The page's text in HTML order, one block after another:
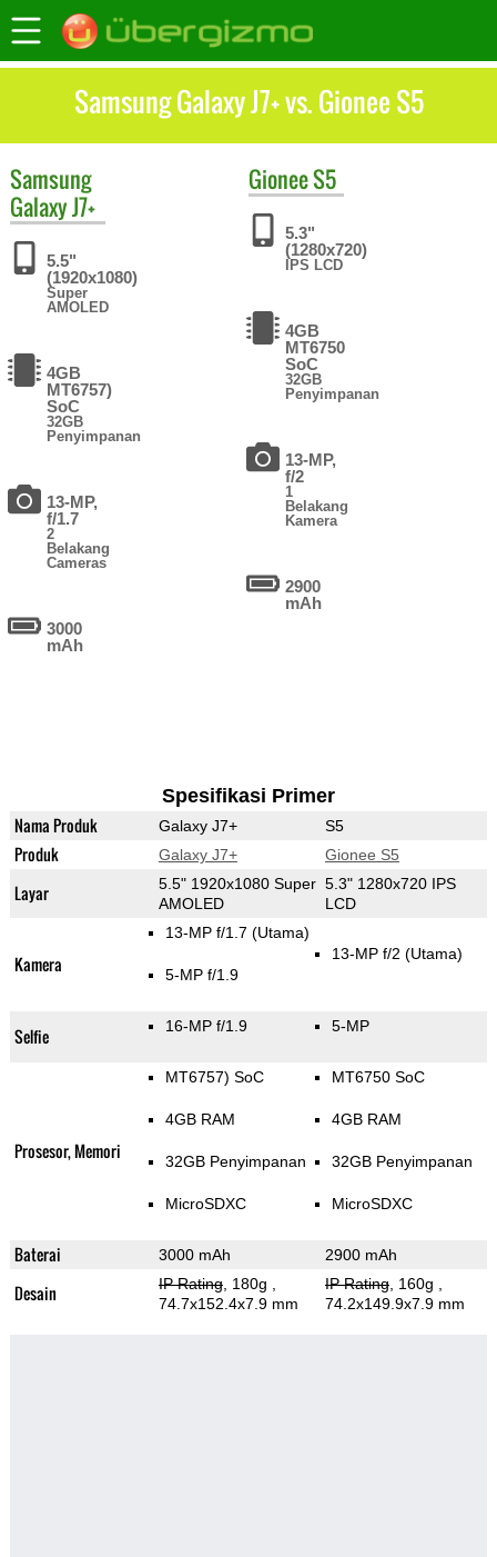
Samsung Galaxy J7+ vs. Gionee S5
Samsung
Galaxy J7+
5.5"
(1920x1080)
Super
AMOLED
4GB
MT6757)
SoC
32GB
Penyimpanan
13-MP,
f/1.7
2
Belakang
Cameras
3000
mAh
GioneeS5
5.3"
(1280x720)
IPS LCD
4GB
MT6750
SoC
32GB
Penyimpanan
13-MP,
f/2
1
Belakang
Kamera
2900
mAh
Spesifikasi Primer
Nama Produk Galaxy J7+ S5
Produk Galaxy J7+ Gionee S5
Layar
5.5" 1920x1080 Super
AMOLED
5.3" 1280x720 IPS
LCD
Kamera
13-MP f/1.7 (Utama)
5-MP f/1.9
13-MP f/2 (Utama)
Selfie 16-MP f/1.9 5-MP
Prosesor, Memori
MT6757) SoC
4GB RAM
32GB Penyimpanan
MicroSDXC
MT6750 SoC
4GB RAM
32GB Penyimpanan
MicroSDXC
Baterai 3000 mAh 2900 mAh
Desain IP Rating, 180g
74.7x152.4x7.9 mm
IP Rating, 160g
74.2x149.9x7.9 mm